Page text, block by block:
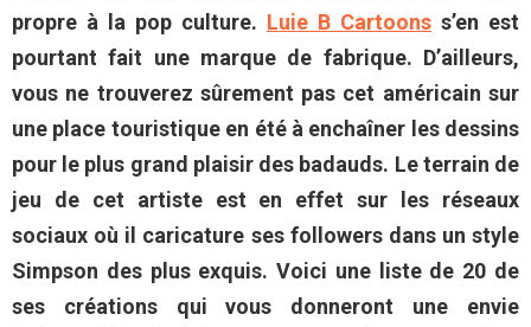
propre à la pop culture. Luie B Cartoons s’en est
pourtant fait une marque de fabrique. D’ailleurs,
vous ne trouverez sûrement pas cet américain sur
une place touristique en été à enchaîner les dessins
pour le plus grand plaisir des badauds. Le terrain de
jeu de cet artiste est en effet sur les réseaux
sociaux où il caricature ses followers dans un style
Simpson des plus exquis. Voici une liste de 20 de
ses créations qui vous donneront une envie